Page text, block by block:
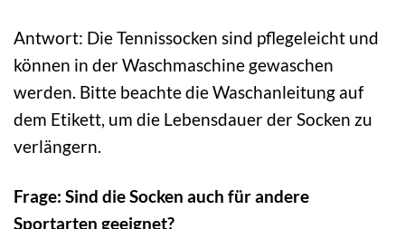
Antwort: Die Tennissocken sind pflegeleicht und
können in der Waschmaschine gewaschen
werden. Bitte beachte die Waschanleitung auf
dem Etikett, um die Lebensdauer der Socken zu
verlängern.
Frage: Sind die Socken auch für andere
Sportarten geeignet?